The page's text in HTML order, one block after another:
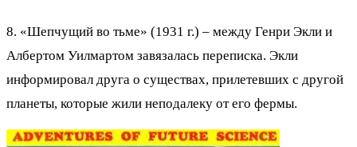
8. «Шепчущий во тьме» (1931 г.) – между Генри Экли и
Албертом Уилмартом завязалась переписка. Экли
информировал друга о существах, прилетевших с другой
планеты, которые жили неподалеку от его фермы.